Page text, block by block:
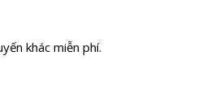
khác miễn phí.